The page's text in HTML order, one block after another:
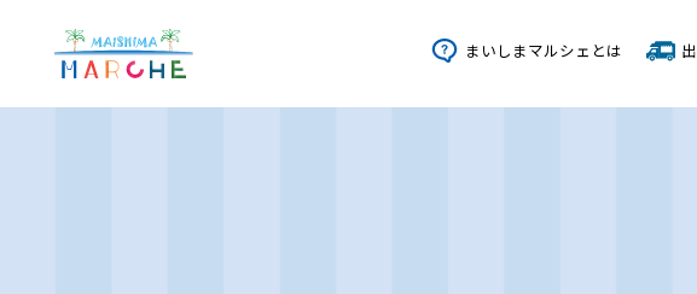
まいしまマルシェとは